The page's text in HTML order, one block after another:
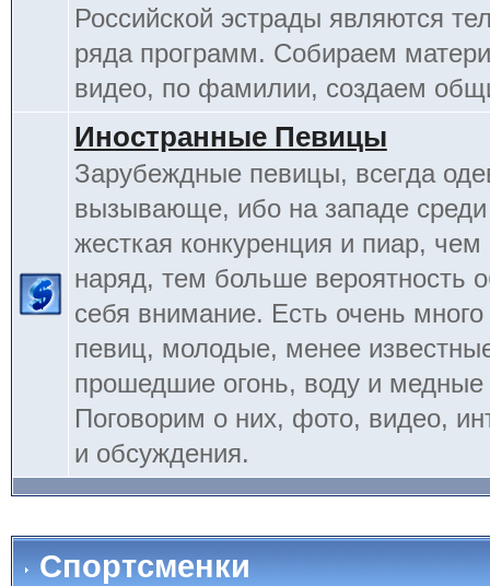
Российской эстрады являются
ряда программ. Собираем
видео, по фамилии, создаем
Иностранные Певицы
Зарубеждные певицы, всегда
вызывающе, ибо на западе среди
жесткая конкуренция и пиар, чем
наряд, тем больше вероятность
себя внимание. Есть очень
певиц, молодые, менее
прошедшие огонь, воду и медные
Поговорим о них, фото, видео,
и обсуждения.
Спортсменки